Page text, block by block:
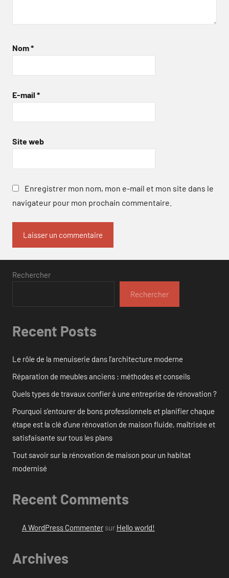
Nom*
E-mail *
Site web
Enregistrer mon nom, mon e-mail et mon site dans le
navigateur pour mon prochain commentaire.
Rechercher
Rechercher
Recent Posts
Le rôle de la menuiserie dans l’architecture moderne
Réparation de meubles anciens : méthodes et conseils
Quels types de travaux confier à une entreprise de rénovation ?
Pourquoi s’entourer de bons professionnels et planifier chaque
étape est la clé d’une rénovation de maison fluide, maîtrisée et
satisfaisante sur tous les plans
Tout savoir sur la rénovation de maison pour un habitat
modernisé
Recent Comments
A WordPress Commentersur Hello world!
Archives